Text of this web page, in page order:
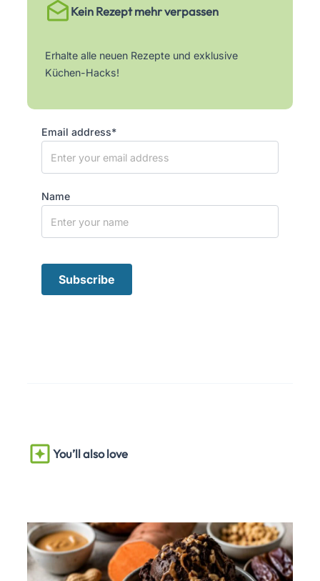
Kein Rezept mehr verpassen
Erhalte alle neuen Rezepte und exklusive
Küchen-Hacks!
Email address*
Name
You’ll also love